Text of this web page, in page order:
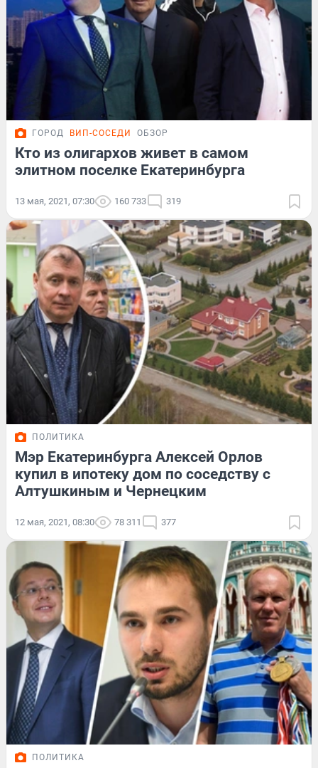
ГОРОД ВИП-СОСЕДИ ОБЗОР
Кто из олигархов живет в самом
элитном поселке Екатеринбурга
13 мая, 2021, 07:30 160 733 319
ПОЛИТИКА
Мэр Екатеринбурга Алексей Орлов
купил в ипотеку дом по соседству с
Алтушкиным и Чернецким
12 мая, 2021, 08:30 78 311 377
ПОЛИТИКА